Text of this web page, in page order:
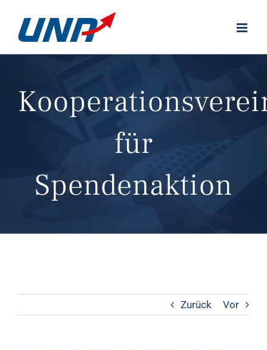
Inhalt
für
Spendenaktion
Zurück Vor